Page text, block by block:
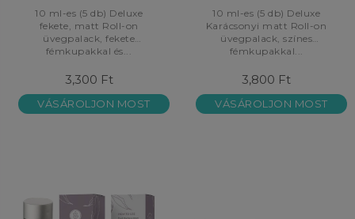
10 ml-es (5 db) Deluxe
fekete, matt Roll-on
üvegpalack, fekete
fémkupakkal és...
3,300 Ft
VÁSÁROLJON MOST
10 ml-es (5 db) Deluxe
Karácsonyi matt Roll-on
üvegpalack, színes
fémkupakkal...
3,800 Ft
VÁSÁROLJON MOST